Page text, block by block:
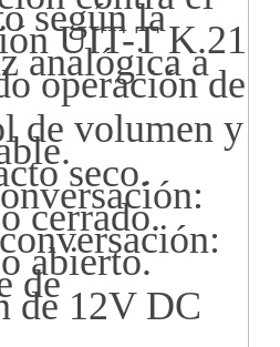
según la
UIT-T K.21
a
operación de
volumen y
seco.
cerrado.
abierto.
de
de 12V DC